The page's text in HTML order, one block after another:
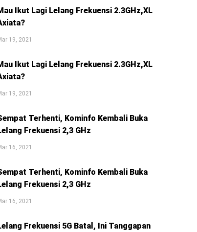
Ikut Lagi Lelang Frekuensi 2.3GHz,XL
19, 2021
Ikut Lagi Lelang Frekuensi 2.3GHz,XL
19, 2021
Terhenti, Kominfo Kembali Buka
Frekuensi 2,3 GHz
16, 2021
Terhenti, Kominfo Kembali Buka
Frekuensi 2,3 GHz
16, 2021
Frekuensi 5G Batal, Ini Tanggapan